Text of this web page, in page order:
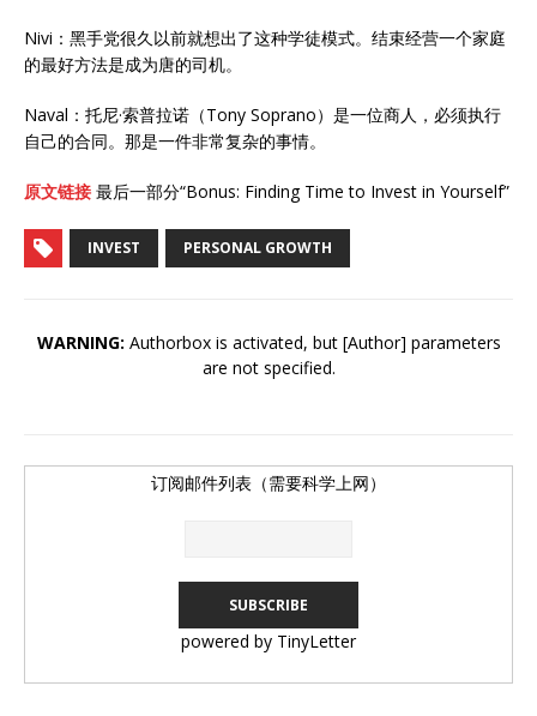
Nivi：黑手党很久以前就想出了这种学徒模式。结束经营一个家庭
的最好方法是成为唐的司机。
Naval：托尼·索普拉诺（Tony Soprano）是一位商人，必须执行
自己的合同。那是一件非常复杂的事情。
原文链接 最后一部分“Bonus: Finding Time to Invest in Yourself”
INVEST PERSONAL GROWTH
WARNING: Authorbox is activated, but [Author] parameters
are not specified.
订阅邮件列表（需要科学上网）
powered by TinyLetter